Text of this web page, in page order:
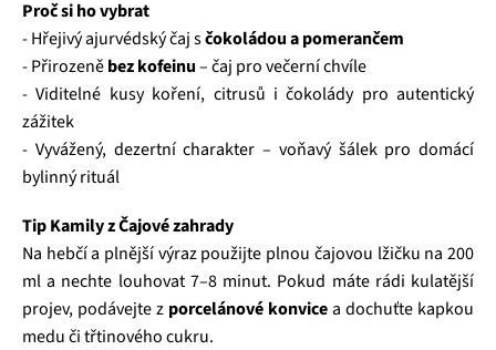
Proč si ho vybrat
- Hřejivý ajurvédský čaj sčokoládou a pomerančem
- Přirozeněbez kofeinu– čaj pro večerní chvíle
- Viditelné kusy koření, citrusů i čokolády pro autentický
zážitek
- Vyvážený, dezertní charakter – voňavý šálek pro domácí
bylinný rituál
Tip Kamily z Čajové zahrady
Na hebčí a plnější výraz použijte plnou čajovou lžičku na 200
ml a nechte louhovat 7–8 minut. Pokud máte rádi kulatější
projev, podávejte z porcelánové konvicea dochuťte kapkou
medu či třtinového cukru.